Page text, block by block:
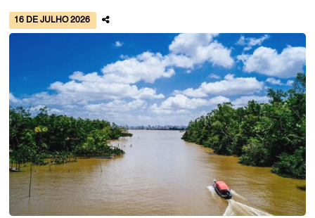
16 DE JULHO 2026